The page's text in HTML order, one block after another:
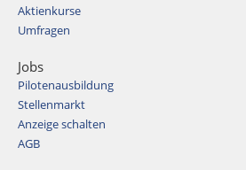
Aktienkurse
Umfragen
Jobs
Pilotenausbildung
Stellenmarkt
Anzeige schalten
AGB